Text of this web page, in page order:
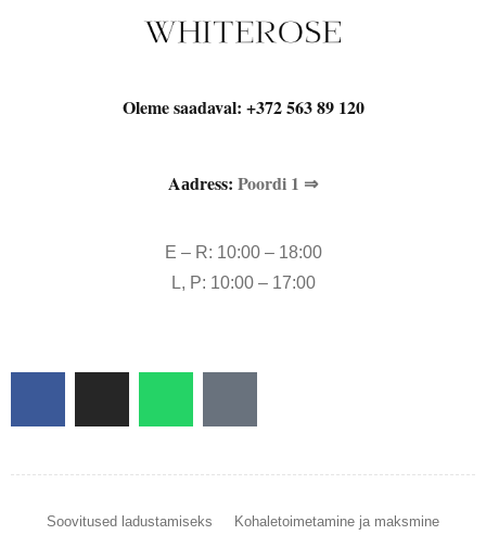
Oleme saadaval: +372 563 89 120
Aаdress: Poordi 1 ⇒
E – R: 10:00 – 18:00
L, P: 10:00 – 17:00
Soovitused ladustamiseks
Kohaletoimetamine ja maksmine